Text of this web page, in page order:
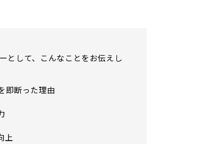
として、こんなことをお伝えし
即断った理由
上